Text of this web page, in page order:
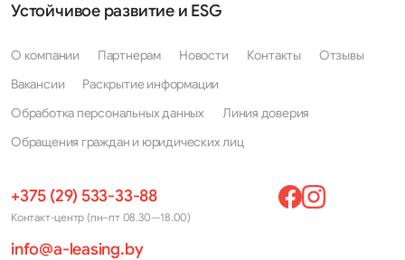
Устойчивое развитие и ESG
О компании Партнерам Новости Контакты
Отзывы
Вакансии
Раскрытие информации
Обработка персональных данных
Линия доверия
Обращения граждан и юридических лиц
+375 (29) 533-33-88
Контакт-центр (пн–пт 08.30—18.00)
info@a-leasing.by